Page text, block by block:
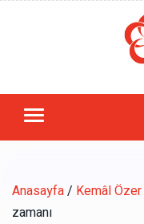
Anasayfa/ Kemâl Özer
zamanı